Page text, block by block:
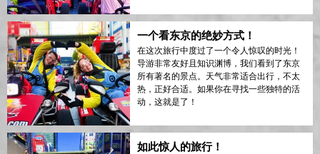
一个看东京的绝妙方式！
在这次旅行中度过了一个令人惊叹的时光！
导游非常友好且知识渊博，我们看到了东京
所有著名的景点。天气非常适合出行，不太
热，正好合适。如果你在寻找一些独特的活
动，这就是了！
如此惊人的旅行！